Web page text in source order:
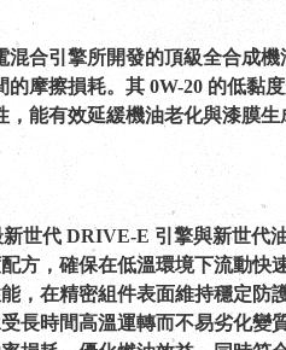
合引擎所開發的頂級全合成
摩擦損耗。其 0W-20 的低黏
能有效延緩機油老化與漆膜
世代 DRIVE-E 引擎與新世代
方，確保在低溫環境下流動快
，在精密組件表面維持穩定防
長時間高溫運轉而不易劣化變